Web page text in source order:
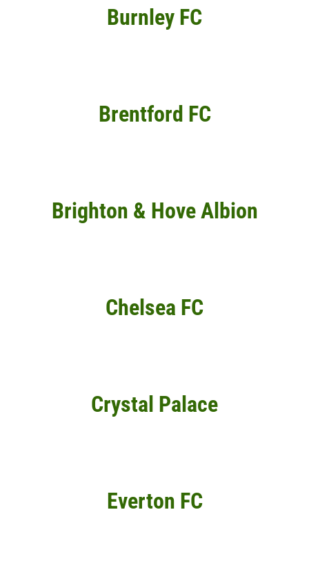
Burnley FC
Brentford FC
Brighton & Hove Albion
Chelsea FC
Crystal Palace
Everton FC